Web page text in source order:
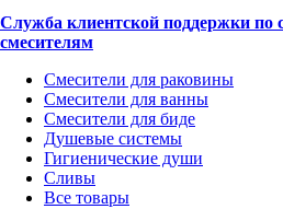
Служба клиентской поддержки по
смесителям
Смесители для раковины
Смесители для ванны
Смесители для биде
Душевые системы
Гигиенические души
Сливы
Все товары